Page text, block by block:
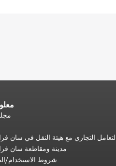
التجاري مع هيئة النقل في سان
مدينة ومقاطعة سان
شروط الاستخدام/